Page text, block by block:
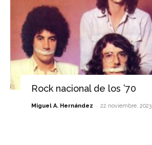
Rock nacional de los ’70
Miguel A. Hernández - 22 noviembre, 2023